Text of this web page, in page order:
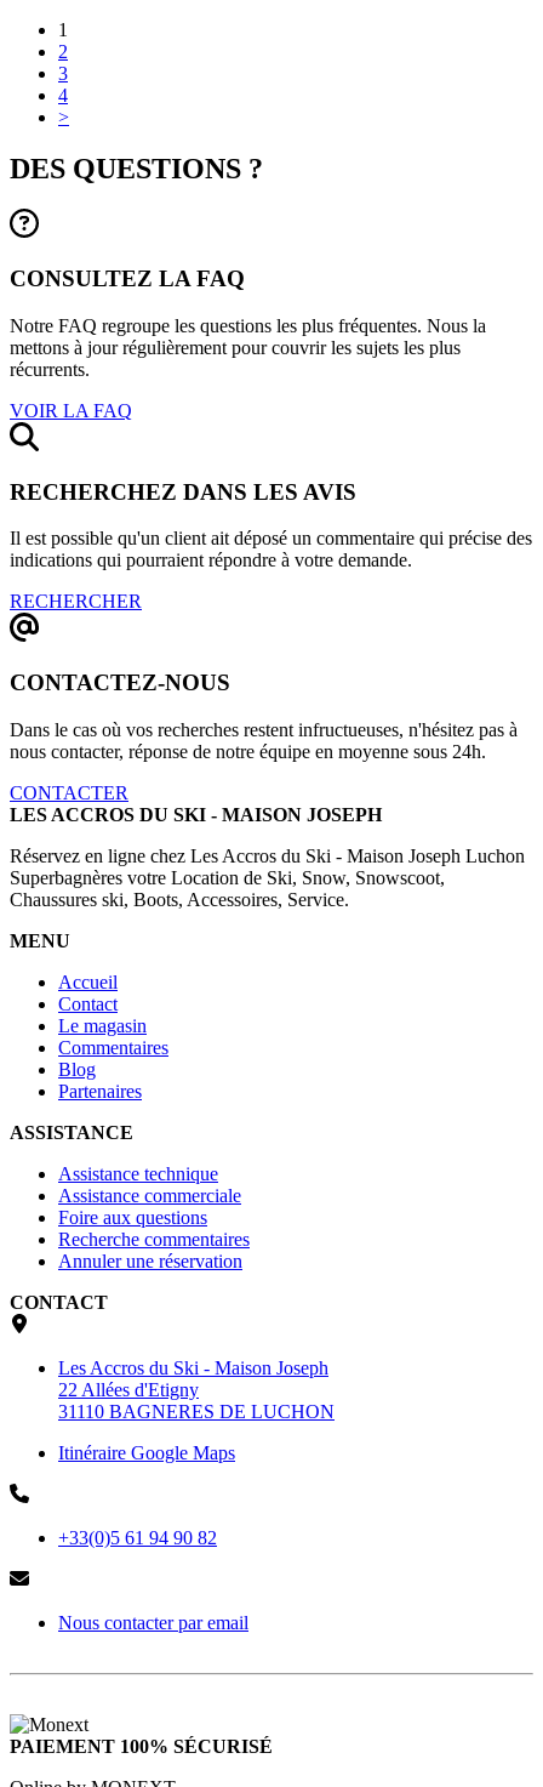
1
2
3
4
>
DES QUESTIONS ?
CONSULTEZ LA FAQ
Notre FAQ regroupe les questions les plus fréquentes. Nous la
mettons à jour régulièrement pour couvrir les sujets les plus
récurrents.
VOIR LA FAQ
RECHERCHEZ DANS LES AVIS
Il est possible qu'un client ait déposé un commentaire qui précise des
indications qui pourraient répondre à votre demande.
RECHERCHER
CONTACTEZ-NOUS
Dans le cas où vos recherches restent infructueuses, n'hésitez pas à
nous contacter, réponse de notre équipe en moyenne sous 24h.
CONTACTER
LES ACCROS DU SKI - MAISON JOSEPH
Réservez en ligne chez Les Accros du Ski - Maison Joseph Luchon
Superbagnères votre Location de Ski, Snow, Snowscoot,
Chaussures ski, Boots, Accessoires, Service.
MENU
Accueil
Contact
Le magasin
Commentaires
Blog
Partenaires
ASSISTANCE
Assistance technique
Assistance commerciale
Foire aux questions
Recherche commentaires
Annuler une réservation
CONTACT
Les Accros du Ski - Maison Joseph
22 Allées d'Etigny
31110 BAGNERES DE LUCHON
Itinéraire Google Maps
+33(0)5 61 94 90 82
Nous contacter par email
PAIEMENT 100% SÉCURISÉ